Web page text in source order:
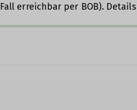
Fall erreichbar per BOB).